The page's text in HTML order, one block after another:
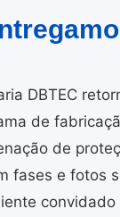
DBTEC
de
de
fases e fotos
convidado